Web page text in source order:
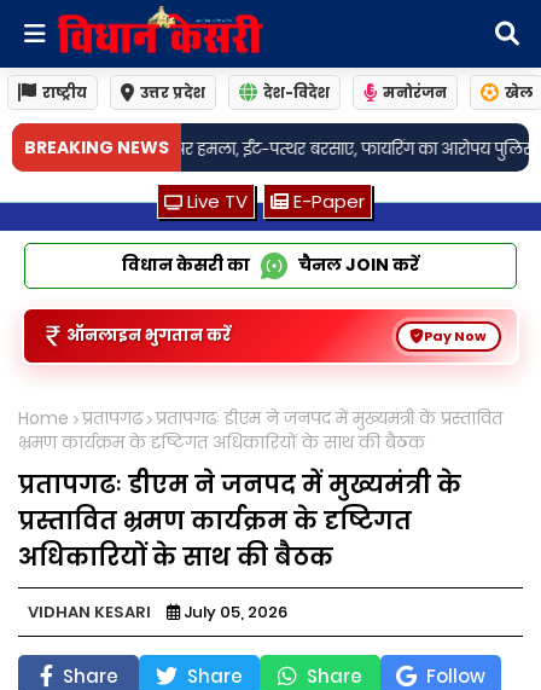
राष्ट्रीय उत्तर प्रदेश देश-विदेश मनोरंजन खेल
BREAKING NEWS
ईंट-पत्थर बरसाए, फायरिंग का आरोपय पुलिस बोली- सड़क हादसे के बाद
Live TV E-Paper
विधान केसरी का चैनलJOIN करें
ऑनलाइन भुगतान करें Pay Now
Home प्रतापगढ प्रतापगढः डीएम ने जनपद में मुख्यमंत्री के प्रस्तावित
भ्रमण कार्यक्रम के दृष्टिगत अधिकारियों के साथ की बैठक
प्रतापगढः डीएम ने जनपद में मुख्यमंत्री के
प्रस्तावित भ्रमण कार्यक्रम के दृष्टिगत
अधिकारियों के साथ की बैठक
VIDHAN KESARI July 05, 2026
Share Share Share Follow